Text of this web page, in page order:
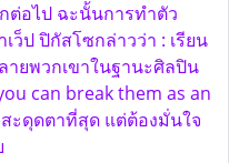
ต่อไป ฉะนั้นการทำตัว
ว็ป ปิกัสโซกล่าวว่า : เรียน
ยพวกเขาในฐานะศิลปิน
can break them as an
ะดุดตาที่สุด แต่ต้องมั่นใจ